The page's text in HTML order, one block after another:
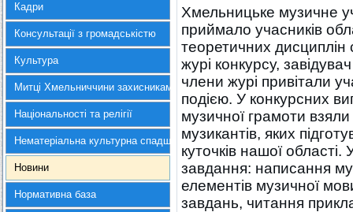
Кадри
Консультації з громадськістю
Культура
Митці Хмельниччини захисникам України
Національності та релігії
Нематеріальна культурна спадщина
Новини
Нормативна база
Хмельницьке музичне
приймало учасників
теоретичних
журі конкурсу,
члени журі привітали
подією. У конкурсних
музичної грамоти
музикантів, яких
куточків нашої
завдання: написання
елементів музичної
завдань, читання